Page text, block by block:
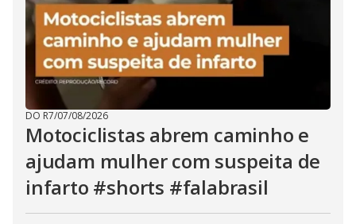
o
DO R7/07/08/2026
Motociclistas abrem caminho e
ajudam mulher com suspeita de
infarto #shorts #falabrasil